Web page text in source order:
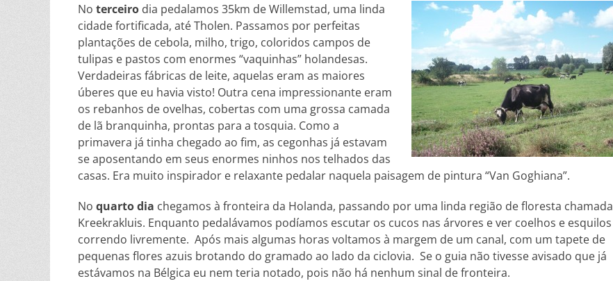
No terceiro dia pedalamos 35km de Willemstad, uma linda
cidade fortificada, até Tholen. Passamos por perfeitas
plantações de cebola, milho, trigo, coloridos campos de
tulipas e pastos com enormes “vaquinhas” holandesas.
Verdadeiras fábricas de leite, aquelas eram as maiores
úberes que eu havia visto! Outra cena impressionante eram
os rebanhos de ovelhas, cobertas com uma grossa camada
de lã branquinha, prontas para a tosquia. Como a
primavera já tinha chegado ao fim, as cegonhas já estavam
se aposentando em seus enormes ninhos nos telhados das
casas. Era muito inspirador e relaxante pedalar naquela paisagem de pintura “Van Goghiana”.
No quarto dia chegamos à fronteira da Holanda, passando por uma linda região de floresta chamada
Kreekrakluis. Enquanto pedalávamos podíamos escutar os cucos nas árvores e ver coelhos e esquilos
correndo livremente. Após mais algumas horas voltamos à margem de um canal, com um tapete de
pequenas flores azuis brotando do gramado ao lado da ciclovia. Se o guia não tivesse avisado que já
estávamos na Bélgica eu nem teria notado, pois não há nenhum sinal de fronteira.